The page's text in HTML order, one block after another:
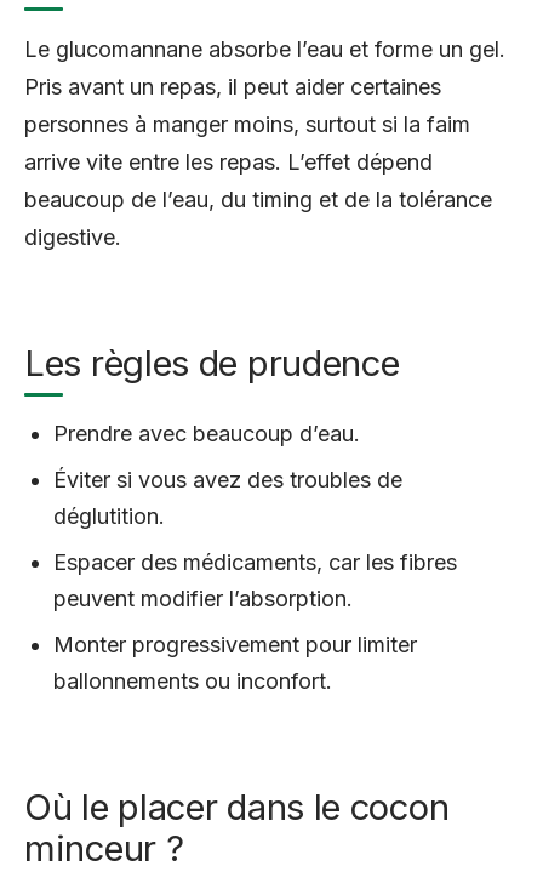
Le glucomannane absorbe l’eau et forme un gel.
Pris avant un repas, il peut aider certaines
personnes à manger moins, surtout si la faim
arrive vite entre les repas. L’effet dépend
beaucoup de l’eau, du timing et de la tolérance
digestive.
Les règles de prudence
Prendre avec beaucoup d’eau.
Éviter si vous avez des troubles de
déglutition.
Espacer des médicaments, car les fibres
peuvent modifier l’absorption.
Monter progressivement pour limiter
ballonnements ou inconfort.
Où le placer dans le cocon
minceur ?